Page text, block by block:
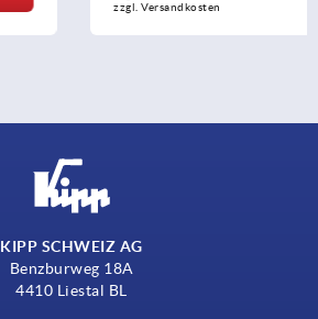
KIPP SCHWEIZ AG
Benzburweg 18A
4410 Liestal BL